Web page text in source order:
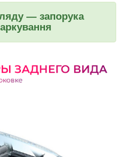
— запорука